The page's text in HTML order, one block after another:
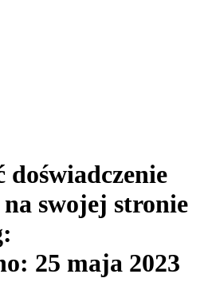
swojej stronie
25 maja 2023